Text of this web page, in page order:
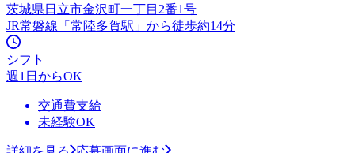
茨城県日立市金沢町一丁目2番1号
JR常磐線「常陸多賀駅」から徒歩約14分
シフト
週1日からOK
交通費支給
未経験OK